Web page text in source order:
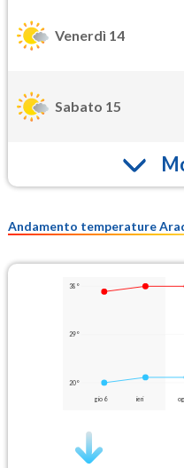
Venerdì 14
Sabato 15
Andamento temperature
38°
29°
20°
gio 6 ieri